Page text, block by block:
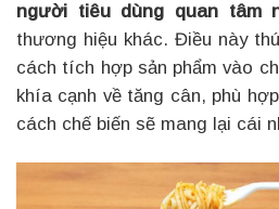
người tiêu dùng quan tâm
thương hiệu khác. Điều này
cách tích hợp sản phẩm vào
khía cạnh về tăng cân, phù
cách chế biến sẽ mang lại cái